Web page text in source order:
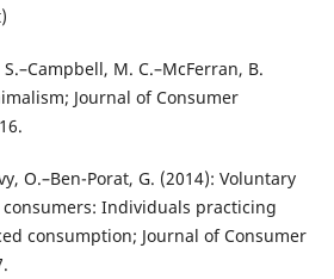
M. C.–McFerran, B.
Journal of Consumer
O.–Ben-Porat, G. (2014): Voluntary
Individuals practicing
consumption; Journal of Consumer